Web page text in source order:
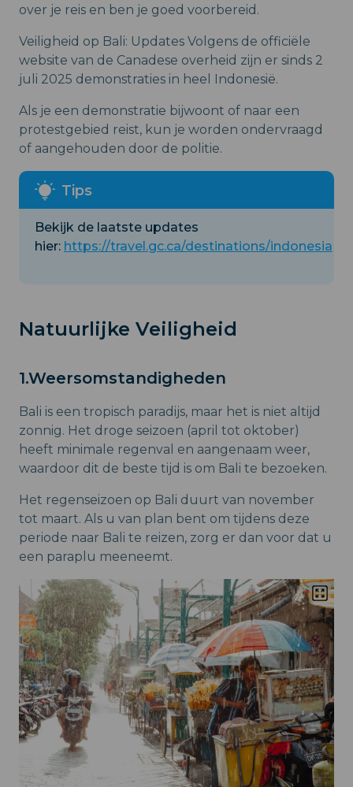
over je reis en ben je goed voorbereid.
Veiligheid op Bali: Updates Volgens de officiële
website van de Canadese overheid zijn er sinds 2
juli 2025 demonstraties in heel Indonesië.
Als je een demonstratie bijwoont of naar een
protestgebied reist, kun je worden ondervraagd
of aangehouden door de politie.
Bekijk de laatste updates
hier: https://travel.gc.ca/destinations/indonesia
Natuurlijke Veiligheid
1.Weersomstandigheden
Bali is een tropisch paradijs, maar het is niet altijd
zonnig. Het droge seizoen (april tot oktober)
heeft minimale regenval en aangenaam weer,
waardoor dit de beste tijd is om Bali te bezoeken.
Het regenseizoen op Bali duurt van november
tot maart. Als u van plan bent om tijdens deze
periode naar Bali te reizen, zorg er dan voor dat u
een paraplu meeneemt.